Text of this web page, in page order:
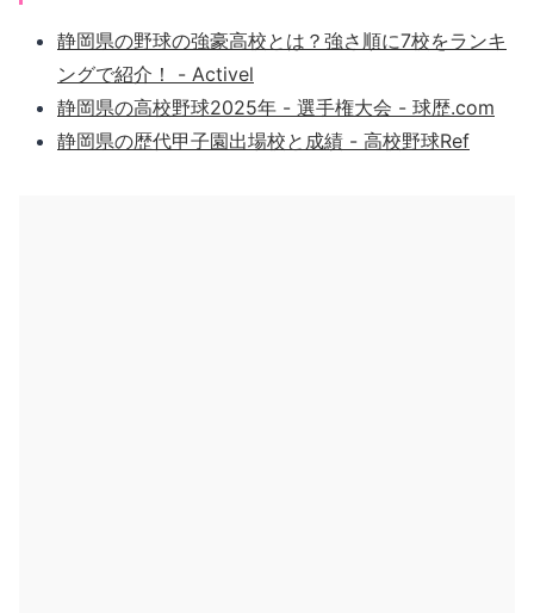
静岡県の野球の強豪高校とは？強さ順に7校をランキ
ングで紹介！ - Activel
静岡県の高校野球2025年 - 選手権大会 - 球歴.com
静岡県の歴代甲子園出場校と成績 - 高校野球Ref